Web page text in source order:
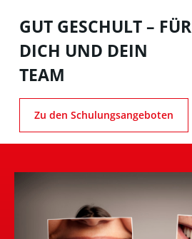
GUT GESCHULT – FÜR
DICH UND DEIN
TEAM
Zu den Schulungsangeboten